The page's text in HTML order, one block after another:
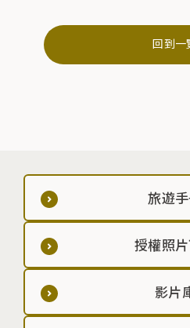
回到一
旅遊
授權照
影片